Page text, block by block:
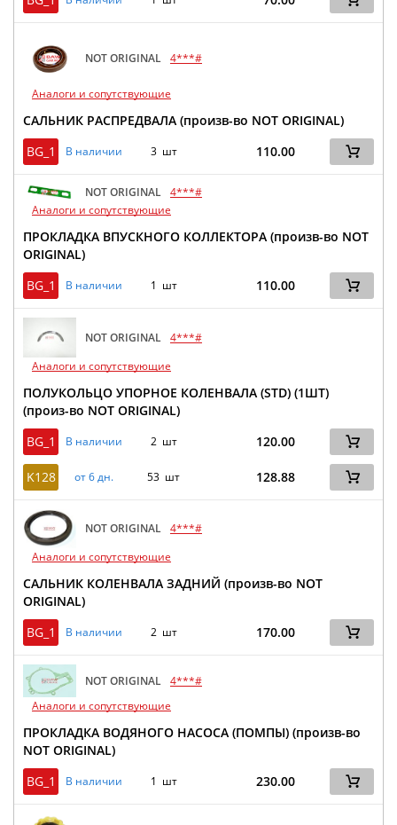
NOT ORIGINAL 4***#
Аналоги и сопутствующие
САЛЬНИК РАСПРЕДВАЛА (произв-во NOT ORIGINAL)
BG_1
В наличии 3 шт 110.00
NOT ORIGINAL 4***#
Аналоги и сопутствующие
ПРОКЛАДКА ВПУСКНОГО КОЛЛЕКТОРА (произв-во NOT
ORIGINAL)
BG_1
В наличии 1 шт 110.00
NOT ORIGINAL 4***#
Аналоги и сопутствующие
ПОЛУКОЛЬЦО УПОРНОЕ КОЛЕНВАЛА (STD) (1ШТ)
(произ-во NOT ORIGINAL)
BG_1
В наличии 2 шт 120.00
K128 от 6 дн. 53 шт 128.88
NOT ORIGINAL 4***#
Аналоги и сопутствующие
САЛЬНИК КОЛЕНВАЛА ЗАДНИЙ (произв-во NOT
ORIGINAL)
BG_1
В наличии 2 шт 170.00
NOT ORIGINAL 4***#
Аналоги и сопутствующие
ПРОКЛАДКА ВОДЯНОГО НАСОСА (ПОМПЫ) (произв-во
NOT ORIGINAL)
BG_1
В наличии 1 шт 230.00